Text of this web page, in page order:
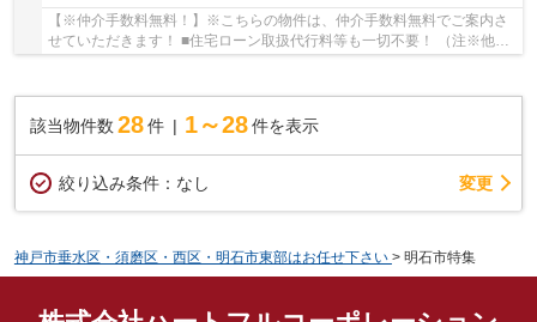
【※仲介手数料無料！】※こちらの物件は、仲介手数料無料でご案内さ
せていただきます！ ■住宅ローン取扱代行料等も一切不要！ （注※他社
では事務手数料として5万円～10万円必要な場合が...
該当物件数 28件 1～28 件を表示
絞り込み条件： なし 変更
神戸市垂水区・須磨区・西区・明石市東部はお任せ下さい > 明石市特集